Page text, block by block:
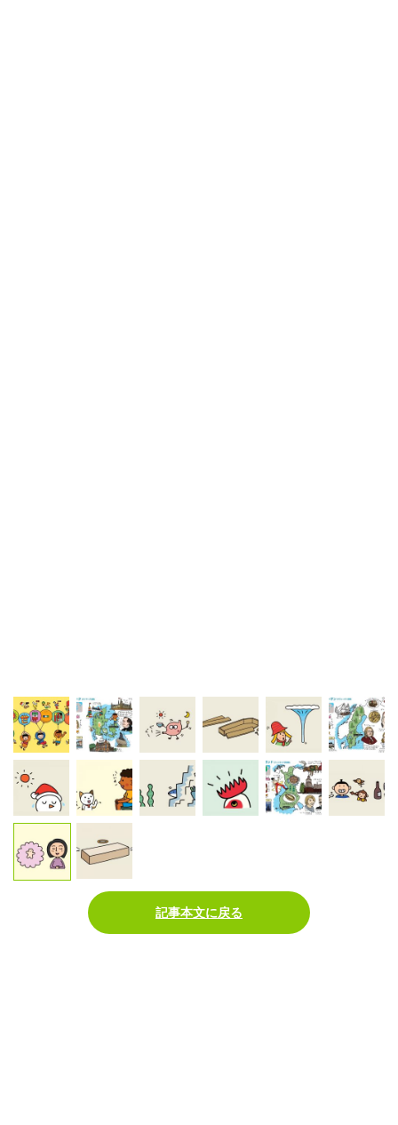
記事本文に戻る